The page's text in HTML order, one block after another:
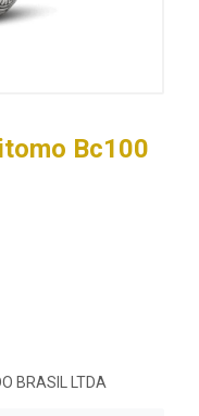
Bc100
BRASIL LTDA